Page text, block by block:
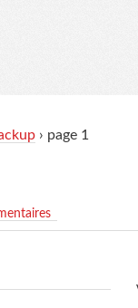
› page 1